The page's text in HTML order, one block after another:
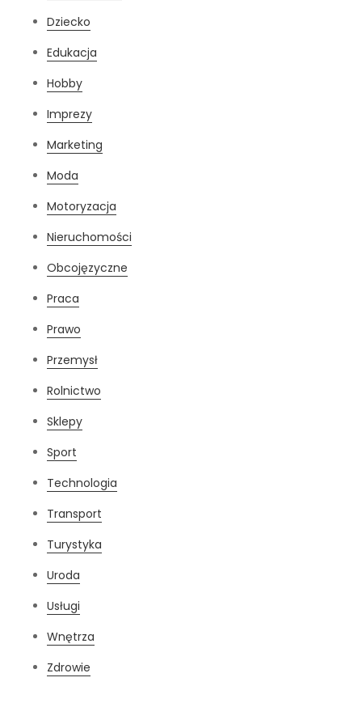
Dziecko
Edukacja
Hobby
Imprezy
Marketing
Moda
Motoryzacja
Nieruchomości
Obcojęzyczne
Praca
Prawo
Przemysł
Rolnictwo
Sklepy
Sport
Technologia
Transport
Turystyka
Uroda
Usługi
Wnętrza
Zdrowie